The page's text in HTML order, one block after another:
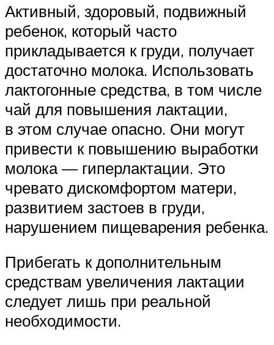
Активный, здоровый, подвижный
ребенок, который часто
прикладывается к груди, получает
достаточно молока. Использовать
лактогонные средства, в том числе
чай для повышения лактации,
в этом случае опасно. Они могут
привести к повышению выработки
молока — гиперлактации. Это
чревато дискомфортом матери,
развитием застоев в груди,
нарушением пищеварения ребенка.
Прибегать к дополнительным
средствам увеличения лактации
следует лишь при реальной
необходимости.